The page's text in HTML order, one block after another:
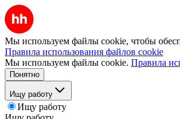
Мы используем файлы cookie, чтобы
Правила использования файлов cookie
Мы используем файлы cookie. Правила
Понятно
Ищу работу
Ищу работу